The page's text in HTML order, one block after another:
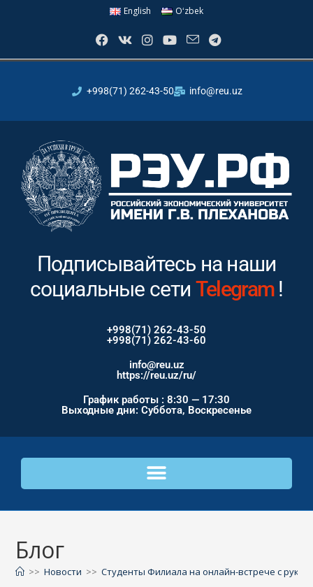
English Oʻzbek
+998(71) 262-43-50 info@reu.uz
Подписывайтесь на наши
социальные сети Youtube !
+998(71) 262-43-50
+998(71) 262-43-60
info@reu.uz
https://reu.uz/ru/
График работы : 8:30 — 17:30
Выходные дни: Суббота, Воскресенье
Блог
>> Новости >> Студенты Филиала на онлайн-встрече с